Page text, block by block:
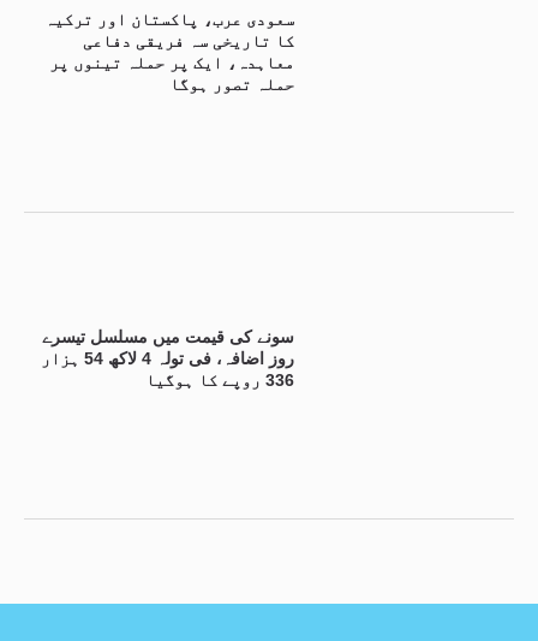
سعودی عرب، پاکستان اور ترکیہ
کا تاریخی سہ فریقی دفاعی
معاہدہ، ایک پر حملہ تینوں پر
حملہ تصور ہوگا
سونے کی قیمت میں مسلسل تیسرے
روز اضافہ، فی تولہ 4 لاکھ 54 ہزار
336 روپے کا ہوگیا